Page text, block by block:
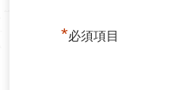
*必須項目